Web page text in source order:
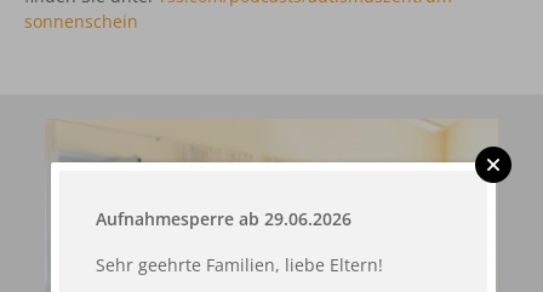
sonnenschein
Aufnahmesperre ab 29.06.2026
Sehr geehrte Familien, liebe Eltern!